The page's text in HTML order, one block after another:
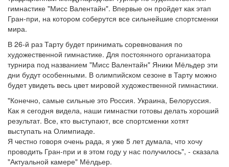
гимнастике "Мисс Валентайн". Впервые он пройдет как этап
Гран-при, на котором соберутся все сильнейшие спортсменки
мира.
В 26-й раз Тарту будет принимать соревнования по
художественной гимнастике. Для постоянного организатора
турнира под названием "Мисс Валентайн" Яники Мёльдер эти
дни будут особенными. В олимпийском сезоне в Тарту можно
будет увидеть весь цвет мировой художественной гимнастики.
"Конечно, самые сильные это Россия. Украина, Белоруссия.
Как я сегодня видела, наши гимнастки готовы делать хороший
результат. Все, кто выступают, все спортсменки хотят
выступать на Олимпиаде.
Я честно говоря очень рада, я уже 5 лет думала, что хочу
проводить Гран-при и в этом году у нас получилось", - сказала
"Актуальной камере" Мёлдьер.